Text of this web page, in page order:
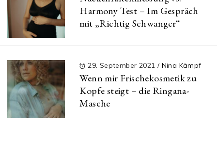
Harmony Test – Im Gespräch
mit „Richtig Schwanger“
29. September 2021 / Nina Kämpf
Wenn mir Frischekosmetik zu
Kopfe steigt – die Ringana-
Masche